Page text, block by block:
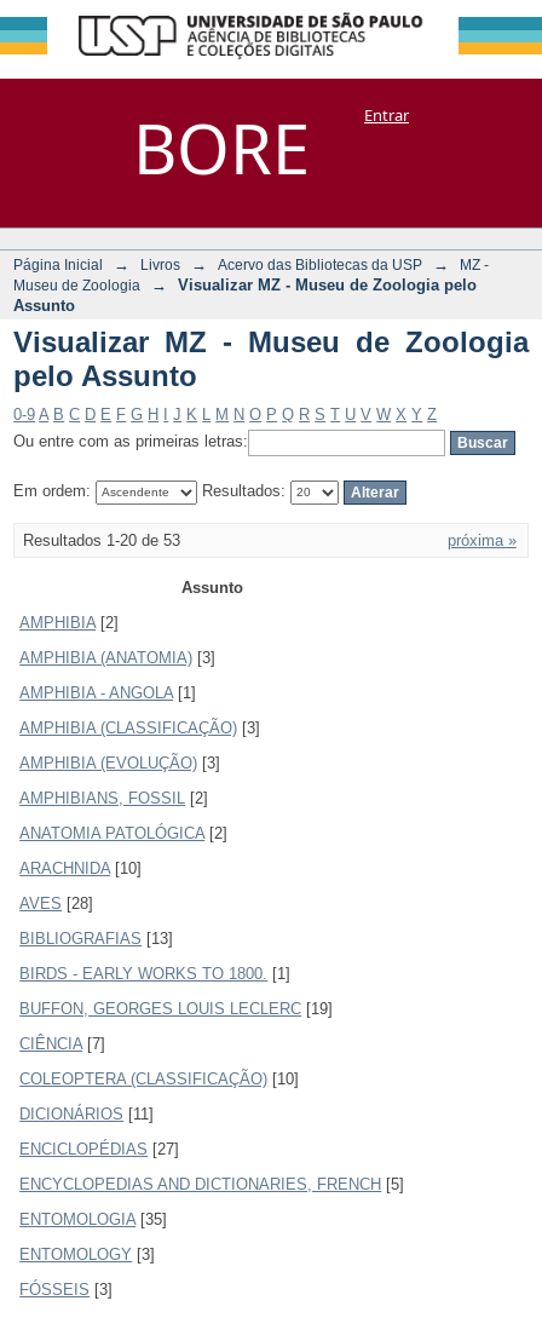
BORE
Visualizar MZ -
Museu de Zoologia
pelo Assunto
DSpace/Manakin + CoriscoEntrar
Página Inicial → Livros → Acervo das Bibliotecas da USP →
MZ -
Museu de Zoologia
→
Visualizar MZ - Museu de Zoologia pelo
Assunto
Visualizar MZ - Museu de Zoologia
pelo Assunto
0-9 A B C D E F G H J K M N O P Q R S T U V W X Y Z
Ou entre com as primeiras letras:
Em ordem: Resultados:
Resultados 1-20 de 53 próxima »
Assunto
AMPHIBIA [2]
AMPHIBIA (ANATOMIA) [3]
AMPHIBIA - ANGOLA [1]
AMPHIBIA (CLASSIFICAÇÃO) [3]
AMPHIBIA (EVOLUÇÃO) [3]
AMPHIBIANS, FOSSIL
[2]
ANATOMIA PATOLÓGICA [2]
ARACHNIDA [10]
AVES [28]
BIBLIOGRAFIAS [13]
BIRDS - EARLY WORKS TO 1800.
[1]
BUFFON, GEORGES LOUIS LECLERC [19]
CIÊNCIA [7]
COLEOPTERA (CLASSIFICAÇÃO) [10]
DICIONÁRIOS [11]
ENCICLOPÉDIAS [27]
ENCYCLOPEDIAS AND DICTIONARIES, FRENCH [5]
ENTOMOLOGIA [35]
ENTOMOLOGY [3]
FÓSSEIS [3]